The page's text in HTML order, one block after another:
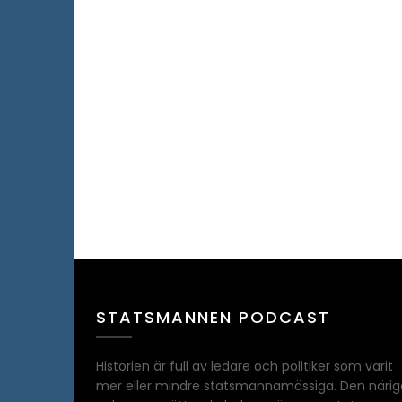
STATSMANNEN PODCAST
Historien är full av ledare och politiker som varit
mer eller mindre statsmannamässiga. Den